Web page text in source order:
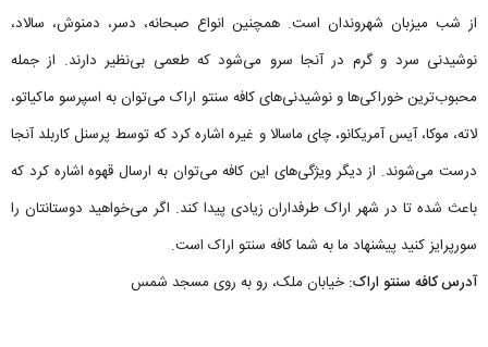
از شب میزبان شهروندان است. همچنین انواع صبحانه، دسر، دمنوش، سالاد،
نوشیدنی سرد و گرم در آنجا سرو می‌شود که طعمی بی‌نظیر دارند. از جمله
محبوب‌ترین خوراکی‌ها و نوشیدنی‌های کافه سنتو اراک می‌توان به اسپرسو ماکیاتو،
لاته، موکا، آیس آمریکانو، چای ماسالا و غیره اشاره کرد که توسط پرسنل کاربلد آنجا
درست می‌شوند. از دیگر ویژگی‌های این کافه می‌توان به ارسال قهوه اشاره کرد که
باعث شده تا در شهر اراک طرفداران زیادی پیدا کند. اگر می‌خواهید دوستانتان را
سورپرایز کنید پیشنهاد ما به شما کافه سنتو اراک است.
آدرس کافه سنتو اراک: خیابان ملک، رو به روی مسجد شمس